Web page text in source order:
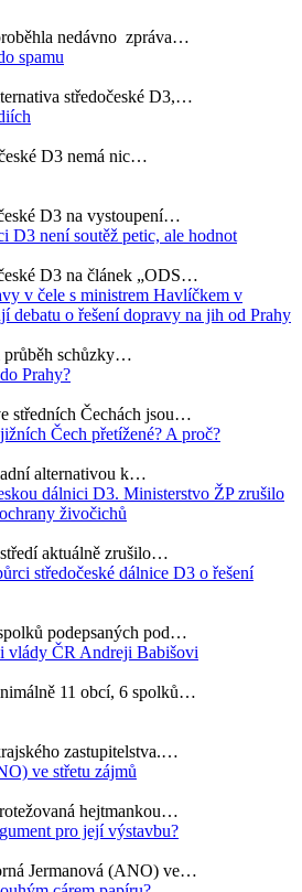
nedávno zpráva…
spamu
středočeské D3,…
D3 nemá nic…
D3 na vystoupení…
D3 není soutěž petic, ale hodnot
D3 na článek „ODS…
v čele s ministrem Havlíčkem v
debatu o řešení dopravy na jih od Prahy
průběh schůzky…
Prahy?
středních Čechách jsou…
Čech přetížené? A proč?
alternativou k…
dálnici D3. Ministerstvo ŽP zrušilo
živočichů
aktuálně zrušilo…
středočeské dálnice D3 o řešení
podepsaných pod…
vlády ČR Andreji Babišovi
11 obcí, 6 spolků…
zastupitelstva.…
ve střetu zájmů
hejtmankou…
pro její výstavbu?
Jermanová (ANO) ve…